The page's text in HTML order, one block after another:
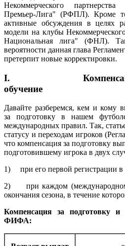
Некоммерческого
Премьер-Лига" (РФПЛ). Кроме
активные обсуждения в целях
модели на клубы
Национальная лига" (ФНЛ).
вероятности данная глава
претерпит новые корректировки.
I. Компенсация
обучение
Давайте разберемся, кем и кому
за подготовку в нашем
международных правил. Так,
статусу и переходам игроков
что компенсация за подготовку
подготовившему игрока в двух
1) при его первой регистрации в
2) при каждом
окончания сезона, в течение
Компенсация за подготовку и
ФИФА: